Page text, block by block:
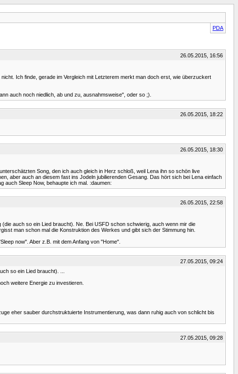
PDA
26.05.2015, 16:56
Ich finde, gerade im Vergleich mit Letzterem merkt man doch erst, wie überzuckert
auch noch niedlich, ab und zu, ausnahmsweise", oder so ;).
26.05.2015, 18:22
26.05.2015, 18:30
Song, den ich auch gleich in Herz schloß, weil Lena ihn so schön live
aber auch an diesem fast ins Jodeln jubilierenden Gesang. Das hört sich bei Lena einfach
auch Sleep Now, behaupte ich mal. :daumen:
26.05.2015, 22:58
auch so ein Lied braucht). Ne. Bei USFD schon schwierig, auch wenn mir die
man schon mal die Konstruktion des Werkes und gibt sich der Stimmung hin.
now". Aber z.B. mit dem Anfang von "Home".
27.05.2015, 09:24
so ein Lied braucht). ...
weitere Energie zu investieren.
eher sauber durchstruktuierte Instrumentierung, was dann ruhig auch von schlicht bis
27.05.2015, 09:28